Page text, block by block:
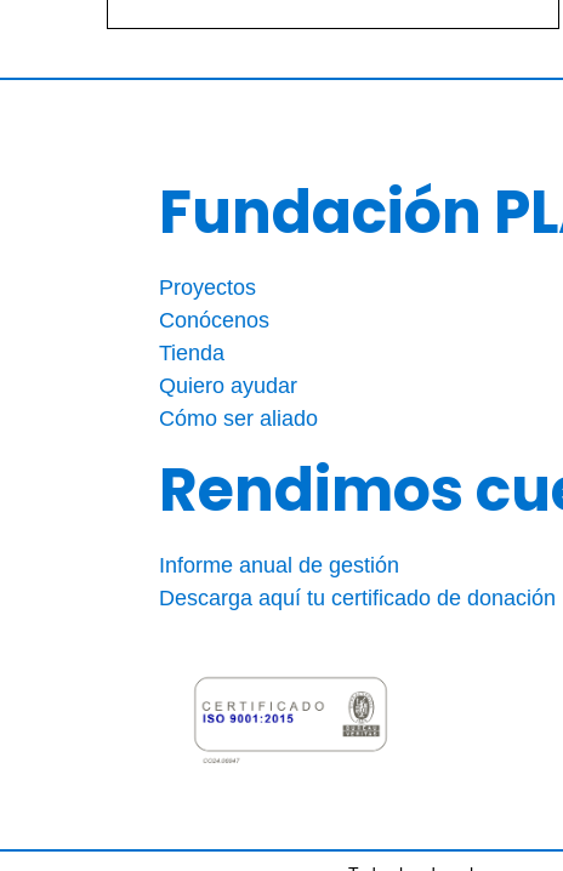
Fundación
Proyectos
Conócenos
Tienda
Quiero ayudar
Cómo ser aliado
Rendimos
Informe anual de gestión
Descarga aquí tu certificado de donación